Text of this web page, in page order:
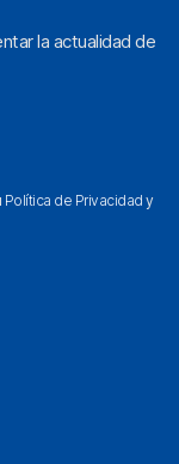
la actualidad de
Política de Privacidad y